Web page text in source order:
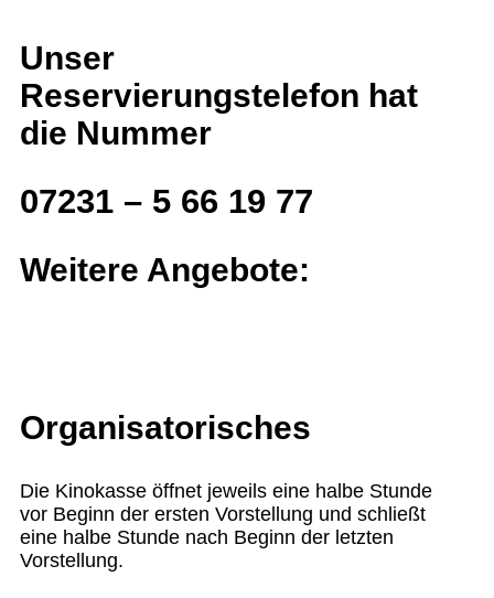
Unser
Reservierungstelefon hat
die Nummer
07231 – 5 66 19 77
Weitere Angebote:
Organisatorisches
Die Kinokasse öffnet jeweils eine halbe Stunde
vor Beginn der ersten Vorstellung und schließt
eine halbe Stunde nach Beginn der letzten
Vorstellung.